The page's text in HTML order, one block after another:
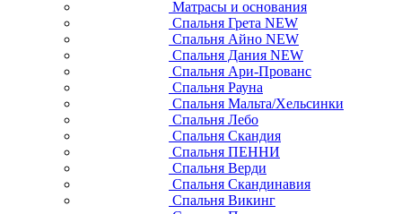
Матрасы и основания
Спальня Грета NEW
Спальня Айно NEW
Спальня Дания NEW
Спальня Ари-Прованс
Спальня Рауна
Спальня Мальта/Хельсинки
Спальня Лебо
Спальня Скандия
Спальня ПЕННИ
Спальня Верди
Спальня Скандинавия
Спальня Викинг